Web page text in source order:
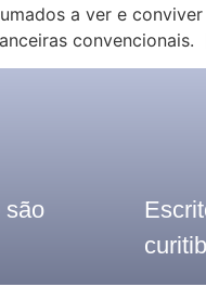
a ver e
são